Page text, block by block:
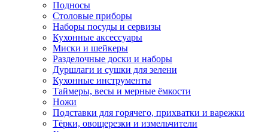
Подносы
Столовые приборы
Наборы посуды и сервизы
Кухонные аксессуары
Миски и шейкеры
Разделочные доски и наборы
Дуршлаги и сушки для зелени
Кухонные инструменты
Таймеры, весы и мерные ёмкости
Ножи
Подставки для горячего, прихватки и варежки
Тёрки, овощерезки и измельчители